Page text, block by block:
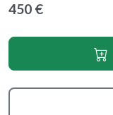
450 €